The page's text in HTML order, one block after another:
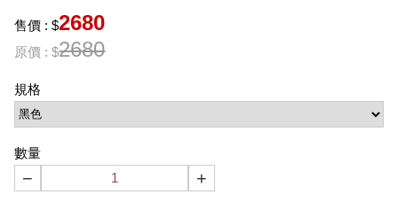
售價 : $2680
原價 : $2680
規格
數量
− +